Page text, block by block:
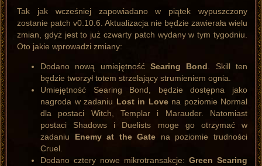
Tak jak wcześniej zapowiadano w piątek wypuszczony
zostanie patch v0.10.6. Aktualizacja nie będzie zawierała wielu
zmian, gdyż jest to już czwarty patch wydany w tym tygodniu.
Oto jakie wprowadzi zmiany:
Dodano nową umiejętność Searing Bond. Skill ten
będzie tworzył totem strzelający strumieniem ognia.
Umiejętność Searing Bond, będzie dostępna jako
nagroda w zadaniu Lost in Lovena poziomie Normal
dla postaci Witch, Templar i Marauder. Natomiast
postaci Shadows i Duelists moge go otrzymać w
zadaniu Enemy at the Gate na poziomie trudności
Cruel.
Dodano cztery nowe mikrotransakcje: Green Searing